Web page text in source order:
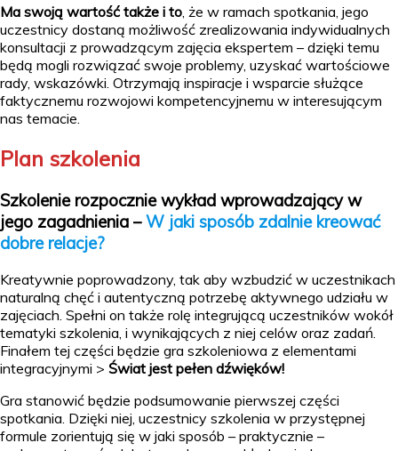
Ma swoją wartość także i to, że w ramach spotkania, jego
uczestnicy dostaną możliwość zrealizowania indywidualnych
konsultacji z prowadzącym zajęcia ekspertem – dzięki temu
będą mogli rozwiązać swoje problemy, uzyskać wartościowe
rady, wskazówki. Otrzymają inspiracje i wsparcie służące
faktycznemu rozwojowi kompetencyjnemu w interesującym
nas temacie.
Plan szkolenia
Szkolenie rozpocznie wykład wprowadzający w
jego zagadnienia –W jaki sposób zdalnie kreować
dobre relacje?
Kreatywnie poprowadzony, tak aby wzbudzić w uczestnikach
naturalną chęć i autentyczną potrzebę aktywnego udziału w
zajęciach. Spełni on także rolę integrującą uczestników wokół
tematyki szkolenia, i wynikających z niej celów oraz zadań.
Finałem tej części będzie gra szkoleniowa z elementami
integracyjnymi > Świat jest pełen dźwięków!
Gra stanowić będzie podsumowanie pierwszej części
spotkania. Dzięki niej, uczestnicy szkolenia w przystępnej
formule zorientują się w jaki sposób – praktycznie –